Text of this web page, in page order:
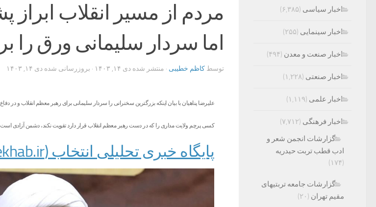
مردم از مسیر انقلاب ابراز
اما سردار سلیمانی ورق را
توسط کاظم خطیبی · منتشر شده دی ۱۴, ۱۴۰۳ · بروزرسانی شده دی ۱۴, ۱۴۰۳
علیرضا پناهیان با بیان اینکه بزرگترین سخنرانی را سردار سلیمانی برای رهبر معظم انقلاب و در دفاع
کسی پرچم ولایت مداری را که در دست رهبر معظم انقلاب قرار دارد تقویت نکند، دشمن آزادی
پایگاه خبری تحلیلی انتخاب (Entekhab.ir) :
اخبار سیاسی (۶,۳۸۵)
اخبار سینمایی (۲۵۵)
اخبار صنعت و معدن (۴۹۴)
اخبار صنعتی (۱,۲۲۸)
اخبار علمی (۱,۱۱۹)
اخبار فرهنگی (۷,۷۱۲)
گزارشات انجمن شعر و
ادب قطب تربت حیدریه
(۱۷۴)
گزارشات جامعه تربتیهای
مقیم تهران (۲۰)